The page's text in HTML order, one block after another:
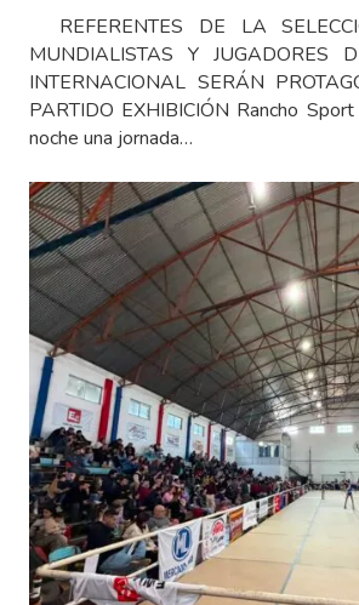
REFERENTES DE LA
MUNDIALISTAS Y JUGADORES
INTERNACIONAL SERÁN
PARTIDO EXHIBICIÓN Rancho
noche una jornada…